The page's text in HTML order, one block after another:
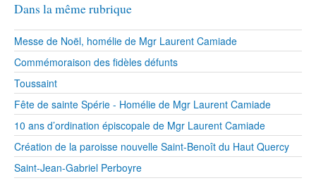
Dans la même rubrique
Messe de Noël, homélie de Mgr Laurent Camiade
Commémoraison des fidèles défunts
Toussaint
Fête de sainte Spérie - Homélie de Mgr Laurent Camiade
10 ans d’ordination épiscopale de Mgr Laurent Camiade
Création de la paroisse nouvelle Saint-Benoît du Haut Quercy
Saint-Jean-Gabriel Perboyre